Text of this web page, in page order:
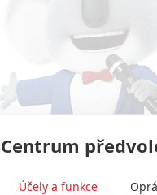
Centrum
Účely a funkce